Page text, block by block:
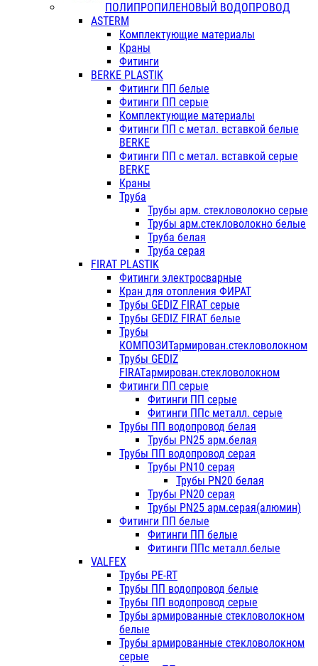
ПОЛИПРОПИЛЕНОВЫЙ ВОДОПРОВОД
ASTERM
Комплектующие материалы
Краны
Фитинги
BERKE PLASTIK
Фитинги ПП белые
Фитинги ПП серые
Комплектующие материалы
Фитинги ПП с метал. вставкой белые
BERKE
Фитинги ПП с метал. вставкой серые
BERKE
Краны
Труба
Трубы арм. стекловолокно серые
Трубы арм.стекловолокно белые
Труба белая
Труба серая
FIRAT PLASTIK
Фитинги электросварные
Кран для отопления ФИРАТ
Трубы GEDIZ FIRAT серые
Трубы GEDIZ FIRAT белые
Трубы
КОМПОЗИТармирован.стекловолокном
Трубы GEDIZ
FIRATармирован.стекловолокном
Фитинги ПП серые
Фитинги ПП серые
Фитинги ППс металл. серые
Трубы ПП водопровод белая
Трубы PN25 арм.белая
Трубы ПП водопровод серая
Трубы PN10 серая
Трубы PN20 белая
Трубы PN20 серая
Трубы PN25 арм.серая(алюмин)
Фитинги ПП белые
Фитинги ПП белые
Фитинги ППс металл.белые
VALFEX
Трубы PE-RT
Трубы ПП водопровод белые
Трубы ПП водопровод серые
Трубы армированные стекловолокном
белые
Трубы армированные стекловолокном
серые